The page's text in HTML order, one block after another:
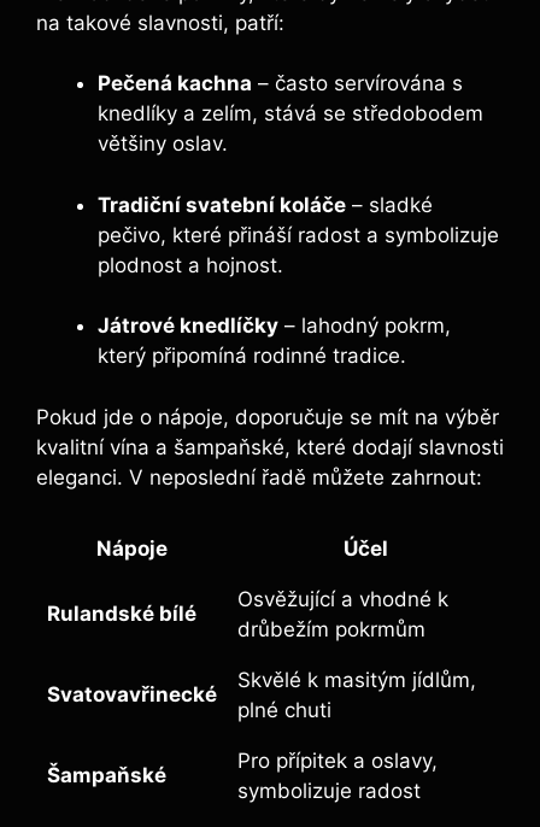
na takové slavnosti, patří:
Pečená kachna – často servírována s
knedlíky a zelím, stává se středobodem
většiny oslav.
Tradiční svatební koláče – sladké
pečivo, které přináší radost a symbolizuje
plodnost a hojnost.
Játrové knedlíčky – lahodný pokrm,
který připomíná rodinné tradice.
Pokud jde o nápoje, doporučuje se mít na výběr
kvalitní vína a šampaňské, které dodají slavnosti
eleganci. V neposlední řadě můžete zahrnout:
Nápoje Účel
Rulandské bílé
Osvěžující a vhodné k
drůbežím pokrmům
Svatovavřinecké
Skvělé k masitým jídlům,
plné chuti
Šampaňské
Pro přípitek a oslavy,
symbolizuje radost